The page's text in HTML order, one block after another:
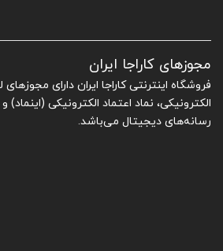
مجوزهای کاراجا ایران
فروشگاه اینترنتی کاراجا ایران دارای
الکترونیکی، نماد اعتماد الکترونیکی
رسانه‌های دیجیتال می‌باشد.